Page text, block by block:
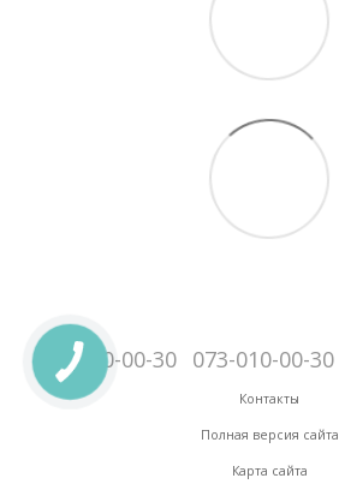
095-010-00-30 073-010-00-30
Контакты
Полная версия сайта
Карта сайта